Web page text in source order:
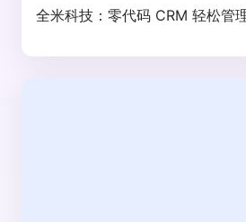
全米科技：零代码 CRM 轻松管